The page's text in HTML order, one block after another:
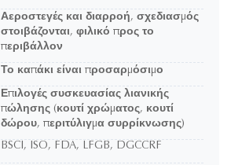
Αεροστεγές και διαρροή, σχεδιασμός
στοιβάζονται, φιλικό προς το
περιβάλλον
Το καπάκι είναι προσαρμόσιμο
Επιλογές συσκευασίας λιανικής
πώλησης (κουτί χρώματος, κουτί
δώρου, περιτύλιγμα συρρίκνωσης)
BSCI, ISO, FDA, LFGB, DGCCRF